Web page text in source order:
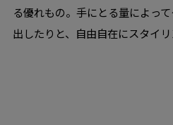
る優れもの。手にとる量によっ
出したりと、自由自在にスタイリ